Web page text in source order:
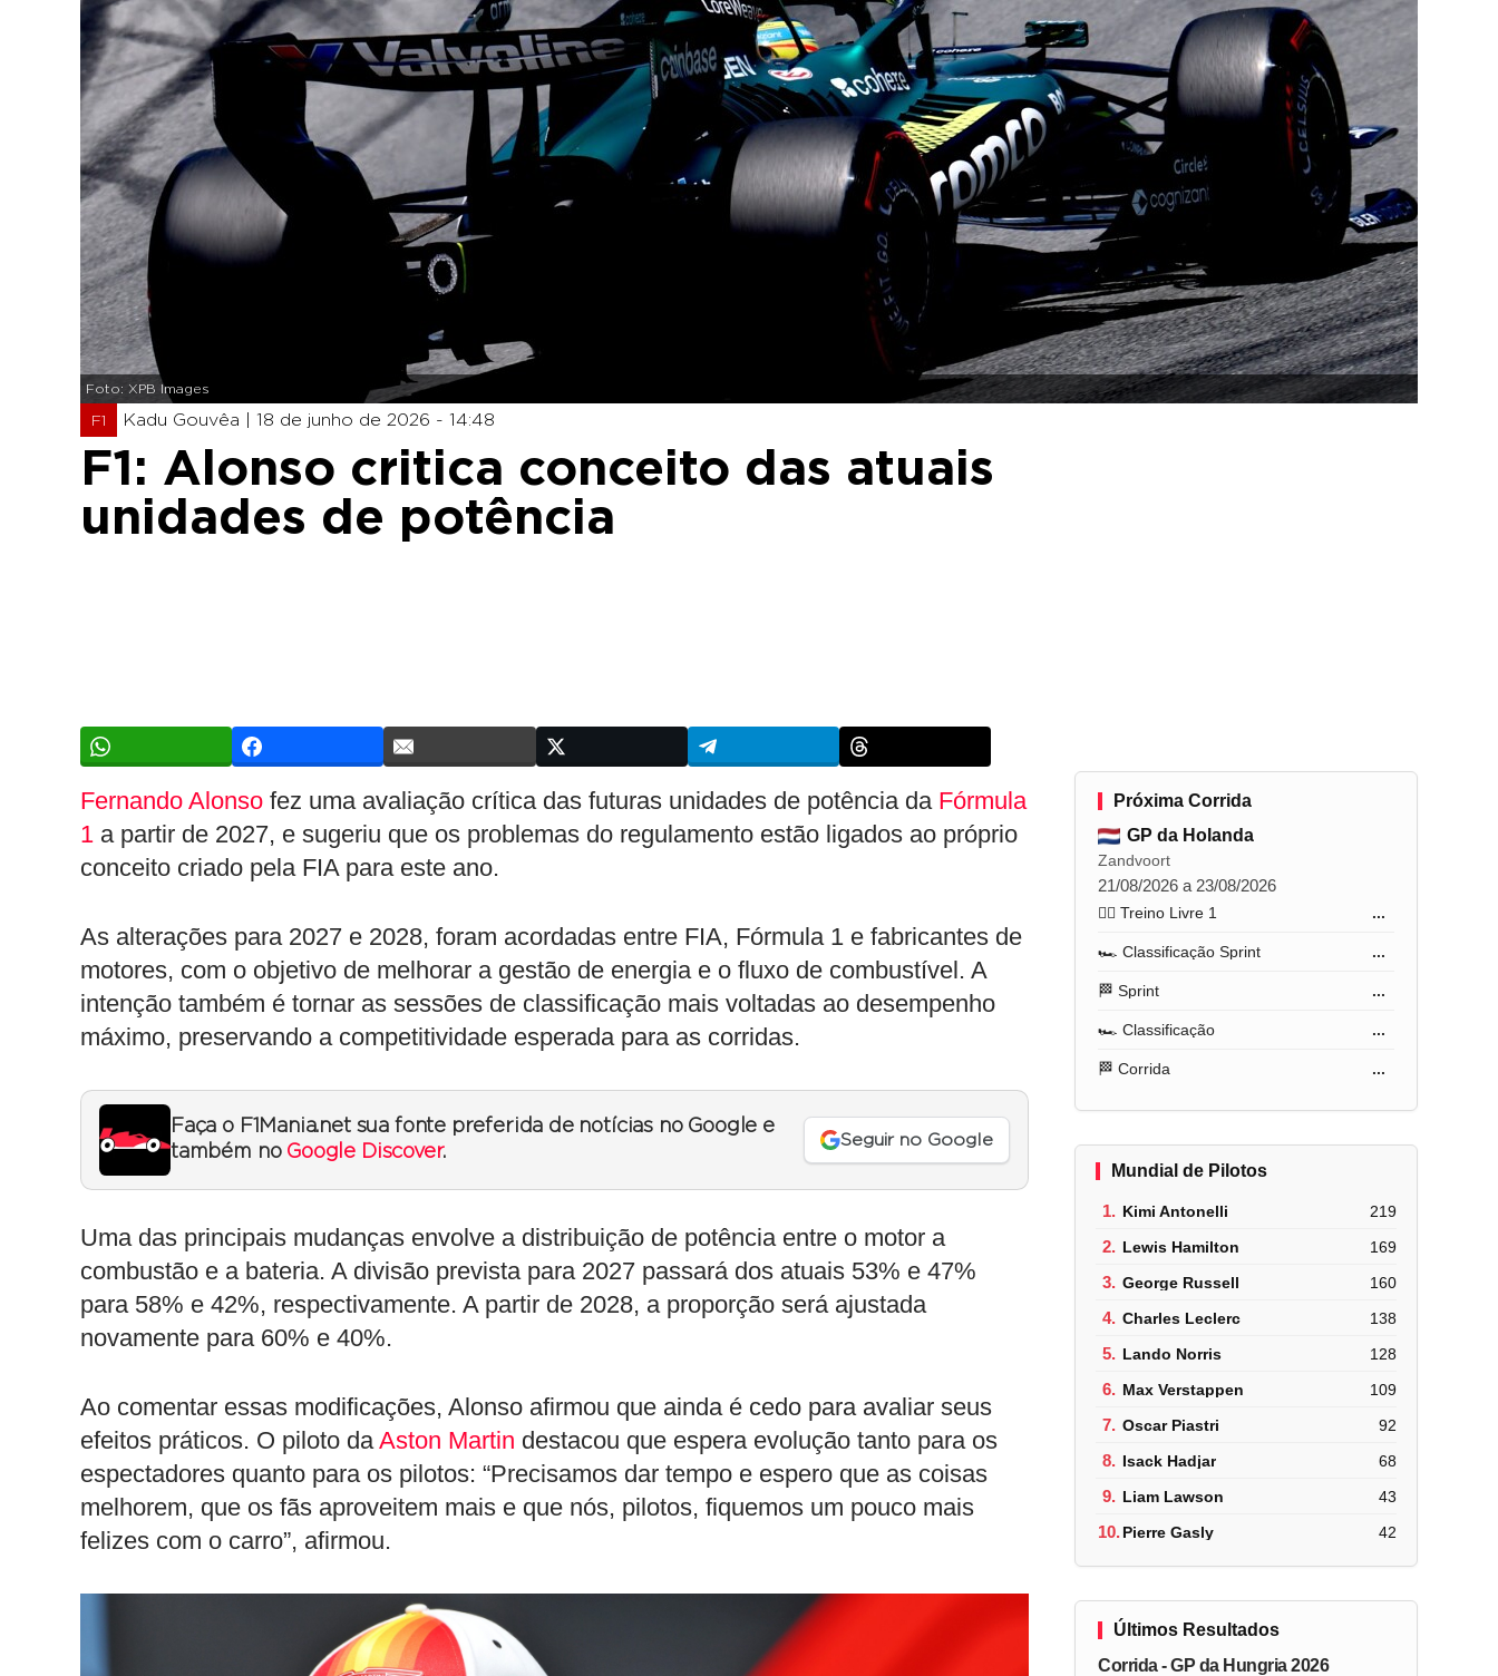
Foto: XPB Images
F1 Kadu Gouvêa | 18 de junho de 2026 - 14:48
F1: Alonso critica conceito das atuais
unidades de potência
Fernando Alonso fez uma avaliação crítica das futuras unidades de potência da Fórmula
1 a partir de 2027, e sugeriu que os problemas do regulamento estão ligados ao próprio
conceito criado pela FIA para este ano.
As alterações para 2027 e 2028, foram acordadas entre FIA, Fórmula 1 e fabricantes de
motores, com o objetivo de melhorar a gestão de energia e o fluxo de combustível. A
intenção também é tornar as sessões de classificação mais voltadas ao desempenho
máximo, preservando a competitividade esperada para as corridas.
Faça o F1Mania.net sua fonte preferida de notícias no Google e
também no Google Discover.
Seguir no Google
Uma das principais mudanças envolve a distribuição de potência entre o motor a
combustão e a bateria. A divisão prevista para 2027 passará dos atuais 53% e 47%
para 58% e 42%, respectivamente. A partir de 2028, a proporção será ajustada
novamente para 60% e 40%.
Ao comentar essas modificações, Alonso afirmou que ainda é cedo para avaliar seus
efeitos práticos. O piloto daAston Martin destacou que espera evolução tanto para os
espectadores quanto para os pilotos: “Precisamos dar tempo e espero que as coisas
melhorem, que os fãs aproveitem mais e que nós, pilotos, fiquemos um pouco mais
felizes com o carro”, afirmou.
Próxima Corrida
GP da Holanda
Zandvoort
21/08/2026 a 23/08/2026
🏋️‍♂️ Treino Livre 1 ...
🏎️ Classificação Sprint ...
🏁 Sprint ...
🏎️ Classificação ...
🏁 Corrida ...
Mundial de Pilotos
1. Kimi Antonelli 219
2. Lewis Hamilton 169
3. George Russell 160
4. Charles Leclerc 138
5. Lando Norris 128
6. Max Verstappen 109
7. Oscar Piastri 92
8. Isack Hadjar 68
9. Liam Lawson 43
10.Pierre Gasly 42
Últimos Resultados
Corrida - GP da Hungria 2026